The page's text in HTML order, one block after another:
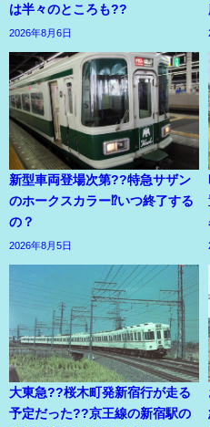
は半々のところも??
2026年8月6日
新型車両登場次第??特急サザン
のホークスカラー⁉いつ終了する
の？
2026年8月5日
大東急??桜木町発新宿行が走る
予定だった??京王線の新宿駅の